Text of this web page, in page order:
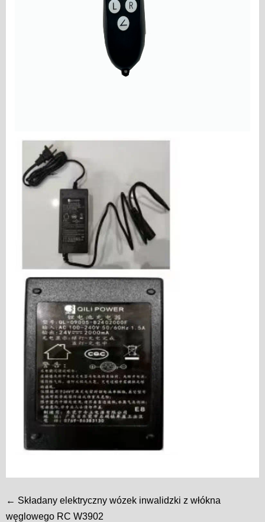
← Składany elektryczny wózek inwalidzki z włókna
węglowego RC W3902